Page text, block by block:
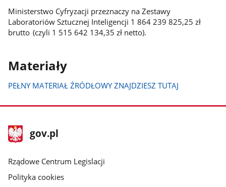
Ministerstwo Cyfryzacji przeznaczy na Zestawy
Laboratoriów Sztucznej Inteligencji 1 864 239 825,25 zł
brutto (czyli 1 515 642 134,35 zł netto).
Materiały
PEŁNY MATERIAŁ ŹRÓDŁOWY ZNAJDZIESZ TUTAJ
stopka
gov.plStrona
gov.pl
Rządowe Centrum Legislacji
Polityka cookies